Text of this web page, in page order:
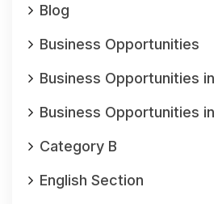
Blog
Business Opportunities
Business Opportunities
Business Opportunities
Category B
English Section